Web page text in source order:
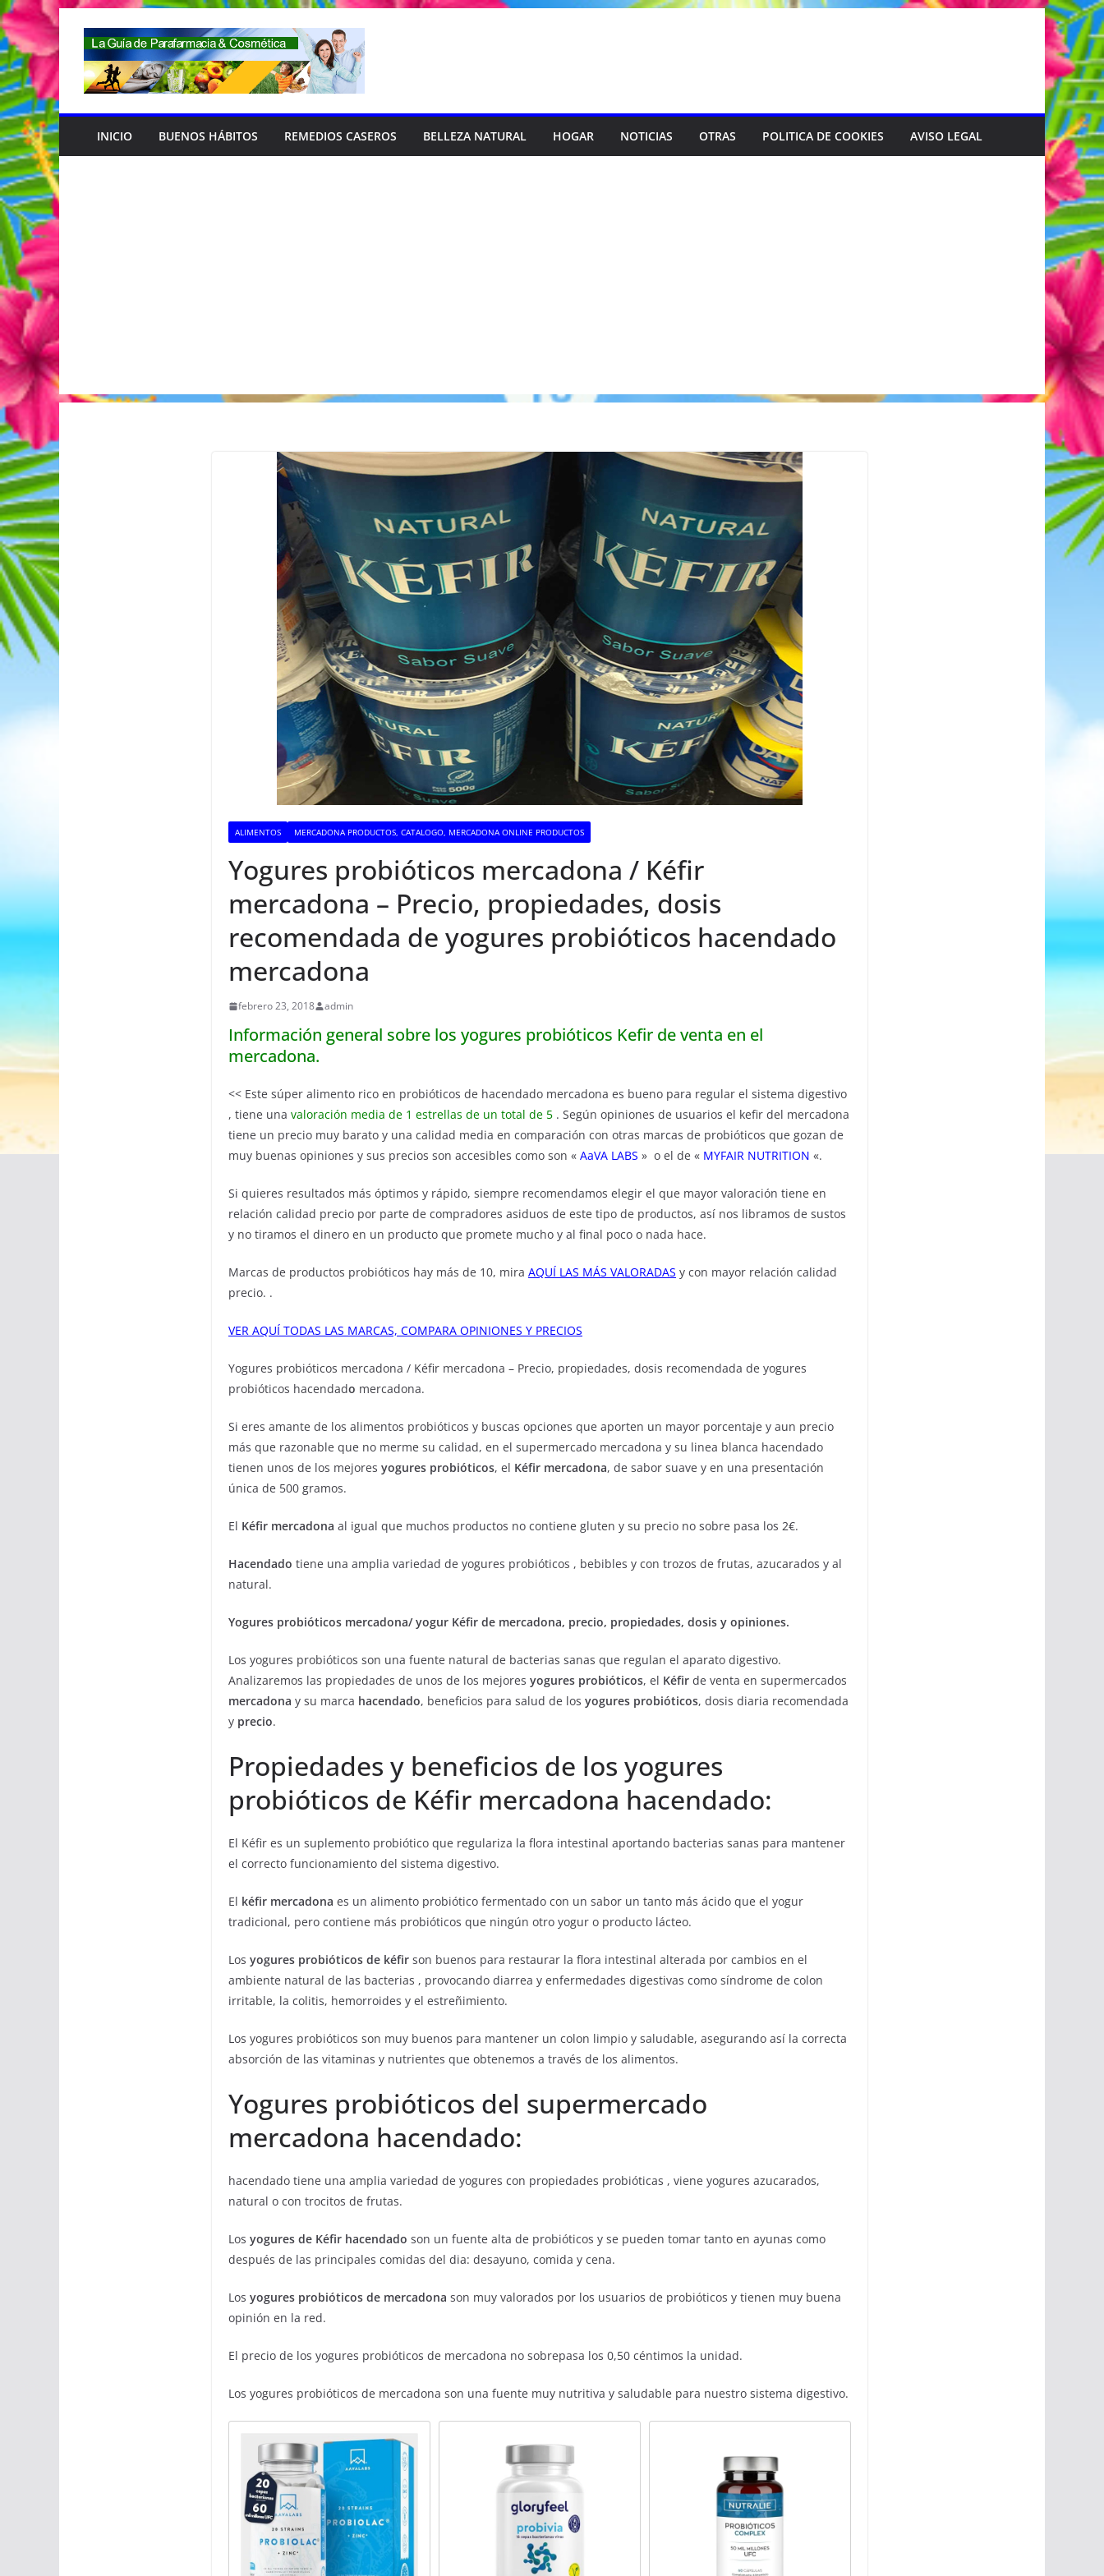
Saltar
al
contenido
INICIO BUENOS HÁBITOS REMEDIOS CASEROS BELLEZA NATURAL HOGAR NOTICIAS OTRAS POLITICA DE COOKIES AVISO LEGAL
ALIMENTOS MERCADONA PRODUCTOS, CATALOGO, MERCADONA ONLINE PRODUCTOS
Yogures probióticos mercadona / Kéfir
mercadona – Precio, propiedades, dosis
recomendada de yogures probióticos hacendado
mercadona
febrero 23, 2018 admin
Información general sobre los yogures probióticos Kefir de venta en el
mercadona.
<< Este súper alimento rico en probióticos de hacendado mercadona es bueno para regular el sistema digestivo
, tiene una valoración media de 1 estrellas de un total de 5 . Según opiniones de usuarios el kefir del mercadona
tiene un precio muy barato y una calidad media en comparación con otras marcas de probióticos que gozan de
muy buenas opiniones y sus precios son accesibles como son « AaVA LABS » o el de « MYFAIR NUTRITION «.
Si quieres resultados más óptimos y rápido, siempre recomendamos elegir el que mayor valoración tiene en
relación calidad precio por parte de compradores asiduos de este tipo de productos, así nos libramos de sustos
y no tiramos el dinero en un producto que promete mucho y al final poco o nada hace.
Marcas de productos probióticos hay más de 10, mira AQUÍ LAS MÁS VALORADAS y con mayor relación calidad
precio. .
VER AQUÍ TODAS LAS MARCAS, COMPARA OPINIONES Y PRECIOS
Yogures probióticos mercadona / Kéfir mercadona – Precio, propiedades, dosis recomendada de yogures
probióticos hacendado mercadona.
Si eres amante de los alimentos probióticos y buscas opciones que aporten un mayor porcentaje y aun precio
más que razonable que no merme su calidad, en el supermercado mercadona y su linea blanca hacendado
tienen unos de los mejores yogures probióticos, el Kéfir mercadona, de sabor suave y en una presentación
única de 500 gramos.
El Kéfir mercadona al igual que muchos productos no contiene gluten y su precio no sobre pasa los 2€.
Hacendado tiene una amplia variedad de yogures probióticos , bebibles y con trozos de frutas, azucarados y al
natural.
Yogures probióticos mercadona/ yogur Kéfir de mercadona, precio, propiedades, dosis y opiniones.
Los yogures probióticos son una fuente natural de bacterias sanas que regulan el aparato digestivo.
Analizaremos las propiedades de unos de los mejores yogures probióticos, el Kéfir de venta en supermercados
mercadona y su marca hacendado, beneficios para salud de los yogures probióticos, dosis diaria recomendada
y precio.
Propiedades y beneficios de los yogures
probióticos de Kéfir mercadona hacendado:
El Kéfir es un suplemento probiótico que regulariza la flora intestinal aportando bacterias sanas para mantener
el correcto funcionamiento del sistema digestivo.
El kéfir mercadona es un alimento probiótico fermentado con un sabor un tanto más ácido que el yogur
tradicional, pero contiene más probióticos que ningún otro yogur o producto lácteo.
Los yogures probióticos de kéfir son buenos para restaurar la flora intestinal alterada por cambios en el
ambiente natural de las bacterias , provocando diarrea y enfermedades digestivas como síndrome de colon
irritable, la colitis, hemorroides y el estreñimiento.
Los yogures probióticos son muy buenos para mantener un colon limpio y saludable, asegurando así la correcta
absorción de las vitaminas y nutrientes que obtenemos a través de los alimentos.
Yogures probióticos del supermercado
mercadona hacendado:
hacendado tiene una amplia variedad de yogures con propiedades probióticas , viene yogures azucarados,
natural o con trocitos de frutas.
Los yogures de Kéfir hacendado son un fuente alta de probióticos y se pueden tomar tanto en ayunas como
después de las principales comidas del dia: desayuno, comida y cena.
Los yogures probióticos de mercadona son muy valorados por los usuarios de probióticos y tienen muy buena
opinión en la red.
El precio de los yogures probióticos de mercadona no sobrepasa los 0,50 céntimos la unidad.
Los yogures probióticos de mercadona son una fuente muy nutritiva y saludable para nuestro sistema digestivo.